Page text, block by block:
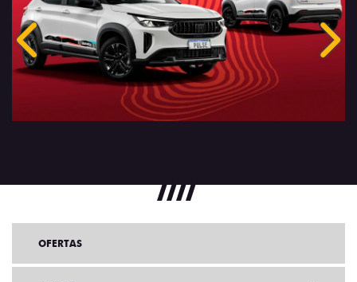
Anterior
OFERTAS